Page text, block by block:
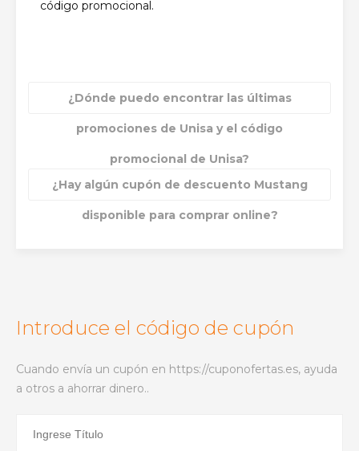
código promocional.
¿Dónde puedo encontrar las últimas
promociones de Unisa y el código
promocional de Unisa?
¿Hay algún cupón de descuento Mustang
disponible para comprar online?
Introduce el código de cupón
Cuando envía un cupón en https://cuponofertas.es, ayuda
a otros a ahorrar dinero..